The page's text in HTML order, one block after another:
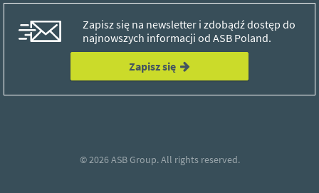
Zapisz się na newsletter i zdobądź dostęp do
najnowszych informacji od ASB Poland.
Zapisz się
© 2026ASB Group.All rights reserved.